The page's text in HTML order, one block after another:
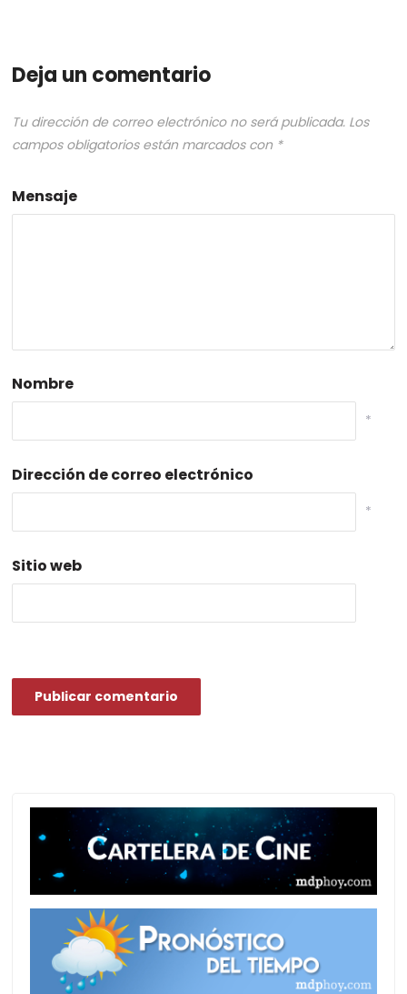
Deja un comentario
Tu dirección de correo electrónico no será publicada. Los
campos obligatorios están marcados con *
Mensaje
Nombre
*
Dirección de correo electrónico
*
Sitio web